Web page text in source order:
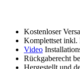
Kostenloser
Komplettset inkl.
Video
Rückgaberecht
Hergestellt und